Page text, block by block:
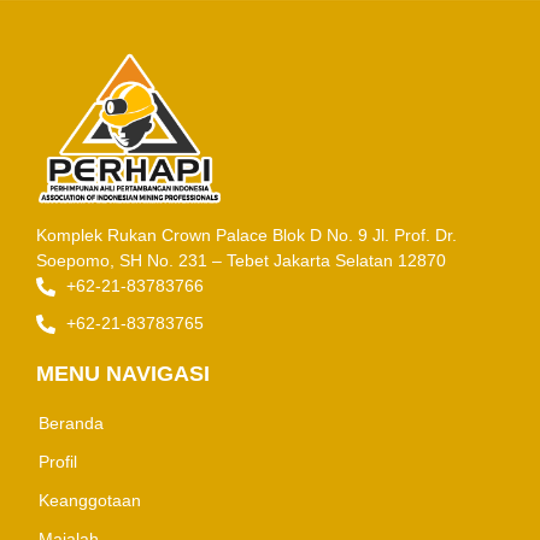
Komplek Rukan Crown Palace Blok D No. 9 Jl. Prof. Dr.
Soepomo, SH No. 231 – Tebet Jakarta Selatan 12870
+62-21-83783766
+62-21-83783765
MENU NAVIGASI
Beranda
Profil
Keanggotaan